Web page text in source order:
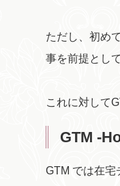
ただし、初め
事を前提とし
これに対して
GTM -
GTM では在宅